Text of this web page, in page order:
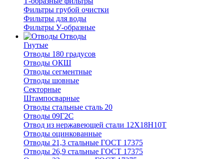
Фильтры грубой очистки
Фильтры для воды
Фильтры У-образные
Отводы
Гнутые
Отводы 180 градусов
Отводы ОКШ
Отводы сегментные
Отводы шовные
Секторные
Штампосварные
Отводы стальные сталь 20
Отводы 09Г2С
Отвод из нержавеющей стали 12Х18Н10Т
Отводы оцинкованные
Отводы 21,3 стальные ГОСТ 17375
Отводы 26,9 стальные ГОСТ 17375